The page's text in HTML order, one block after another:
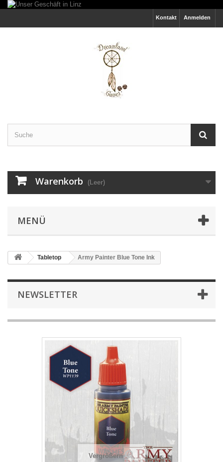
Anmelden
Kontakt
Warenkorb (Leer)
MENÜ
Tabletop Army Painter Blue Tone Ink
NEWSLETTER
Vergrößern